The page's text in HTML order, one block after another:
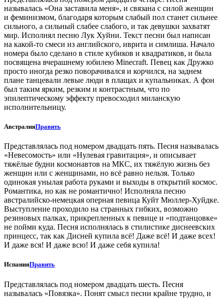
называлась «Она заставила меня», и связана с силой женщин
и феминизмом, благодаря которым слабый пол станет сильнее
сильного, а сильный слабее слабого, и так девушки захватят
мир. Исполнял песню Лук Хуйни. Текст песни был написан
на какой-то смеси из английского, иврита и симлиша. Начало
номера было сделано в стиле кубиков и квадратиков, и была
посвящена вчерашнему юбилею Minecraft. Певец как Дружко
просто иногда резко поворачивался и корчился, на заднем
плане танцевали левые люди в плащах и купальниках. А фон
был таким ярким, резким и контрастным, что по
эпилептическому эффекту превосходил миланскую
исполнительницу.
АвстралияПравить
Представлялась под номером двадцать пять. Песня называлась
«Невесомость» или «Нулевая гравитация», и описывает
тяжёлые будни космонавтов на МКС, их тяжёлую жизнь без
женщин или с женщинами, но всё равно нельзя. Только
одинокая унылая работа руками и выходы в открытий космос.
Романтика, но как не романтично! Исполняла песню
австралийско-немецкая оперная певица Куйт Мюллер-Хуйдке.
Выступление проходило на странных гибких, возможно
резиновых палках, прикрепленных к певице и «подтанцовке»
не пойми куда. Песня исполнялась в стилистике диснеевских
принцесс, так как Дисней купила всё! Даже всё! И даже всех!
И даже вся! И даже всю! И даже себя купила!
ИспанияПравить
Представлялась под номером двадцать шесть. Песня
называлась «Повязка». Понят смысл песни крайне трудно, и